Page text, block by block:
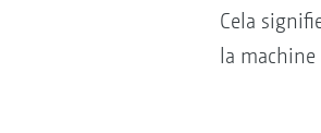
Cela
la